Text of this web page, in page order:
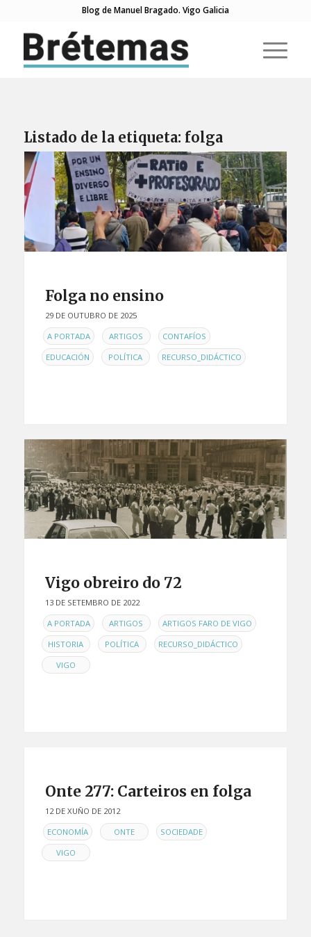
Blog de Manuel Bragado. Vigo Galicia
Listado de la etiqueta: folga
Folga no ensino
29 DE OUTUBRO DE 2025
ENA PORTADA , ARTIGOS , CONTAFÍOS ,
EDUCACIÓN , POLÍTICA , RECURSO_DIDÁCTICO
Vigo obreiro do 72
13 DE SETEMBRO DE 2022
ENA PORTADA , ARTIGOS , ARTIGOS FARO DE VIGO ,
HISTORIA , POLÍTICA , RECURSO_DIDÁCTICO ,
VIGO
Onte 277: Carteiros en folga
12 DE XUÑO DE 2012
ENECONOMÍA , ONTE , SOCIEDADE ,
VIGO